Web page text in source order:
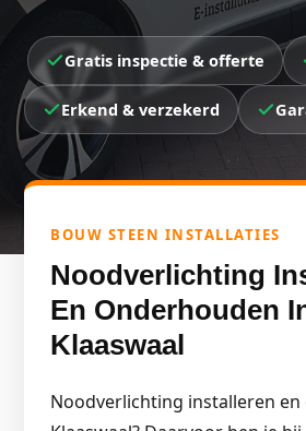
Gratis inspectie & offerte
Erkend & verzekerd
BOUW STEEN INSTALLATIES
Noodverlichting
En Onderhouden
Klaaswaal
Noodverlichting installeren